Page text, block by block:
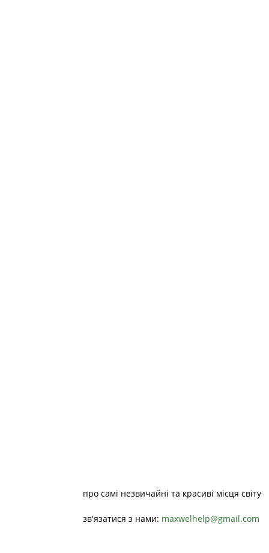
про самі незвичайні та красиві місця світу
зв'язатися з нами: maxwelhelp@gmail.com